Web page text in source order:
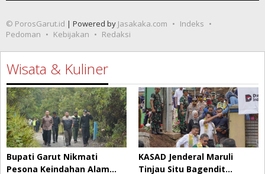
© PorosGarut.id | Powered by Jasakaka.com
Indeks
Pedoman
Kebijakan Redaksi
Wisata & Kuliner
Bupati Garut Nikmati
Pesona Keindahan Alam…
KASAD Jenderal Maruli
Tinjau Situ Bagendit…